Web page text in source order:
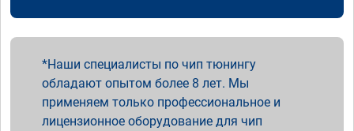
Наши специалисты по чип тюнингу
обладают опытом более 8 лет. Мы
применяем только профессиональное и
лицензионное оборудование для чип